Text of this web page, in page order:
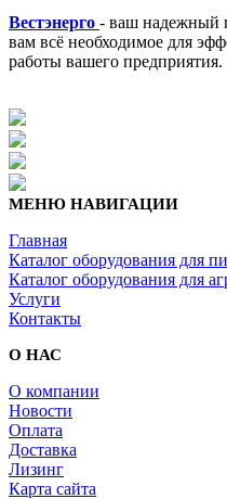
Вестэнерго - ваш надежный
вам всё необходимое для
работы вашего предприятия.
МЕНЮ НАВИГАЦИИ
Главная
Каталог оборудования для
Каталог оборудования для
Услуги
Контакты
О НАС
О компании
Новости
Оплата
Доставка
Лизинг
Карта сайта